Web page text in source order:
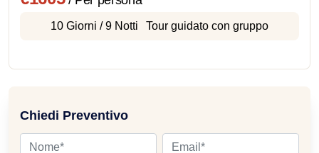
10 Giorni / 9 Notti Tour guidato con gruppo
Chiedi Preventivo